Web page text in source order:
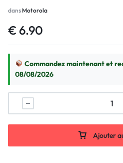
dans Motorola
€ 6.90
Commandez maintenant et
08/08/2026
Ajouter